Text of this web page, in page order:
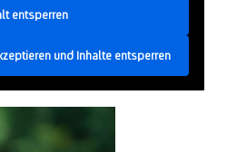
entsperren
und Inhalte entsperren